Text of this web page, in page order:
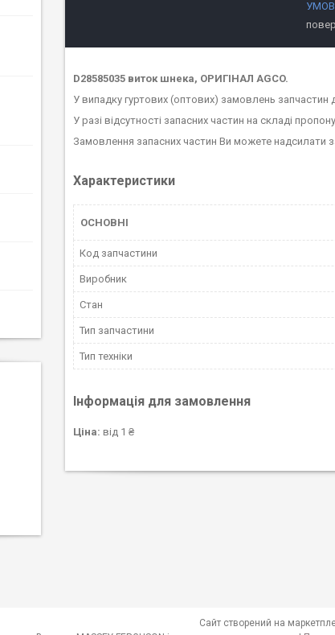
D28585035 виток шнека, ОРИГІНАЛ AGCO.
У випадку гуртових (оптових) замовлень запчастин
У разі відсутності запасних частин на складі
Замовлення запасних частин Ви можете
Характеристики
ОСНОВНІ
Код запчастини
Виробник
Стан
Тип запчастини
Тип техніки
Інформація для замовлення
Ціна: від 1 ₴
Сайт створений на